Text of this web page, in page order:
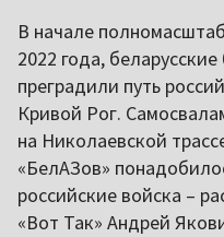
В начале
2022 года,
преградили путь
Кривой Рог.
на Николаевской
«БелАЗов»
российские войска –
«Вот Так» Андрей